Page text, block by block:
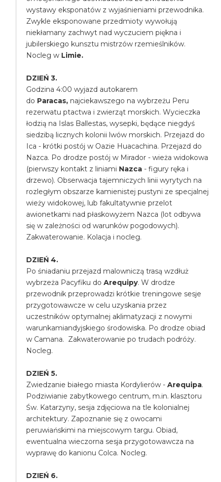
wystawy eksponatów z wyjaśnieniami przewodnika.
Zwykle eksponowane przedmioty wywołują
niekłamany zachwyt nad wyczuciem piękna i
jubilerskiego kunsztu mistrzów rzemieślników.
Nocleg w Limie.
DZIEŃ 3.
Godzina 4:00 wyjazd autokarem
do Paracas, najciekawszego na wybrzeżu Peru
rezerwatu ptactwa i zwierząt morskich. Wycieczka
łodzią na Islas Ballestas, wysepki, będące niegdyś
siedzibą licznych kolonii lwów morskich. Przejazd do
Ica - krótki postój w Oazie Huacachina. Przejazd do
Nazca. Po drodze postój w Mirador - wieża widokowa
(pierwszy kontakt z liniami Nazca - figury ręka i
drzewo). Obserwacja tajemniczych linii wyrytych na
rozległym obszarze kamienistej pustyni ze specjalnej
wieży widokowej, lub fakultatywnie przelot
awionetkami nad płaskowyżem Nazca (lot odbywa
się w zależności od warunków pogodowych).
Zakwaterowanie. Kolacja i nocleg.
DZIEŃ 4.
Po śniadaniu przejazd malowniczą trasą wzdłuż
wybrzeża Pacyfiku doArequipy. W drodze
przewodnik przeprowadzi krótkie treningowe sesje
przygotowawcze w celu uzyskania przez
uczestników optymalnej aklimatyzacji z nowymi
warunkamiandyjskiego środowiska. Po drodze obiad
w Camana. Zakwaterowanie po trudach podróży.
Nocleg.
DZIEŃ 5.
Zwiedzanie białego miasta Kordylierów -Arequipa.
Podziwianie zabytkowego centrum, m.in. klasztoru
Św. Katarzyny, sesja zdjęciowa na tle kolonialnej
architektury. Zapoznanie się z owocami
peruwiańskimi na miejscowym targu. Obiad,
ewentualna wieczorna sesja przygotowawcza na
wyprawę do kanionu Colca. Nocleg.
DZIEŃ 6.